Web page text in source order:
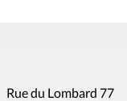
Rue du Lombard 77